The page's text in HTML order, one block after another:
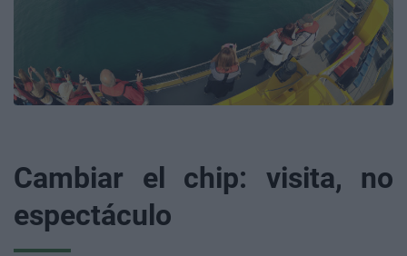
Cambiar el chip: visita, no
espectáculo